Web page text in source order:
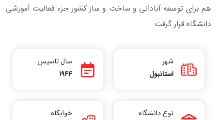
هم برای توسعه آبادانی و ساخت و ساز کشور جزء فعالیت آموزشی
دانشگاه قرار گرفت.
شهر
استانبول
سال تاسیس
۱۹۴۴
نوع دانشگاه
خوابگاه